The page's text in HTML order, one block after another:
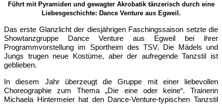
Führt mit Pyramiden und gewagter Akrobatik tänzerisch durch eine
Liebesgeschichte: Dance Venture aus Egweil.
Das erste Glanzlicht der diesjährigen Faschingssaison setzte die
Showtanzgruppe Dance Venture aus Egweil bei ihrer
Programmvorstellung im Sportheim des TSV. Die Mädels und
Jungs trugen neue Kostüme, aber der aufregende Tanzstil ist
geblieben.
In diesem Jahr überzeugt die Gruppe mit einer liebevollen
Choreographie zum Thema „Die eine oder keine“. Trainerin
Michaela Hintermeier hat den Dance-Venture-typischen Tanzstil